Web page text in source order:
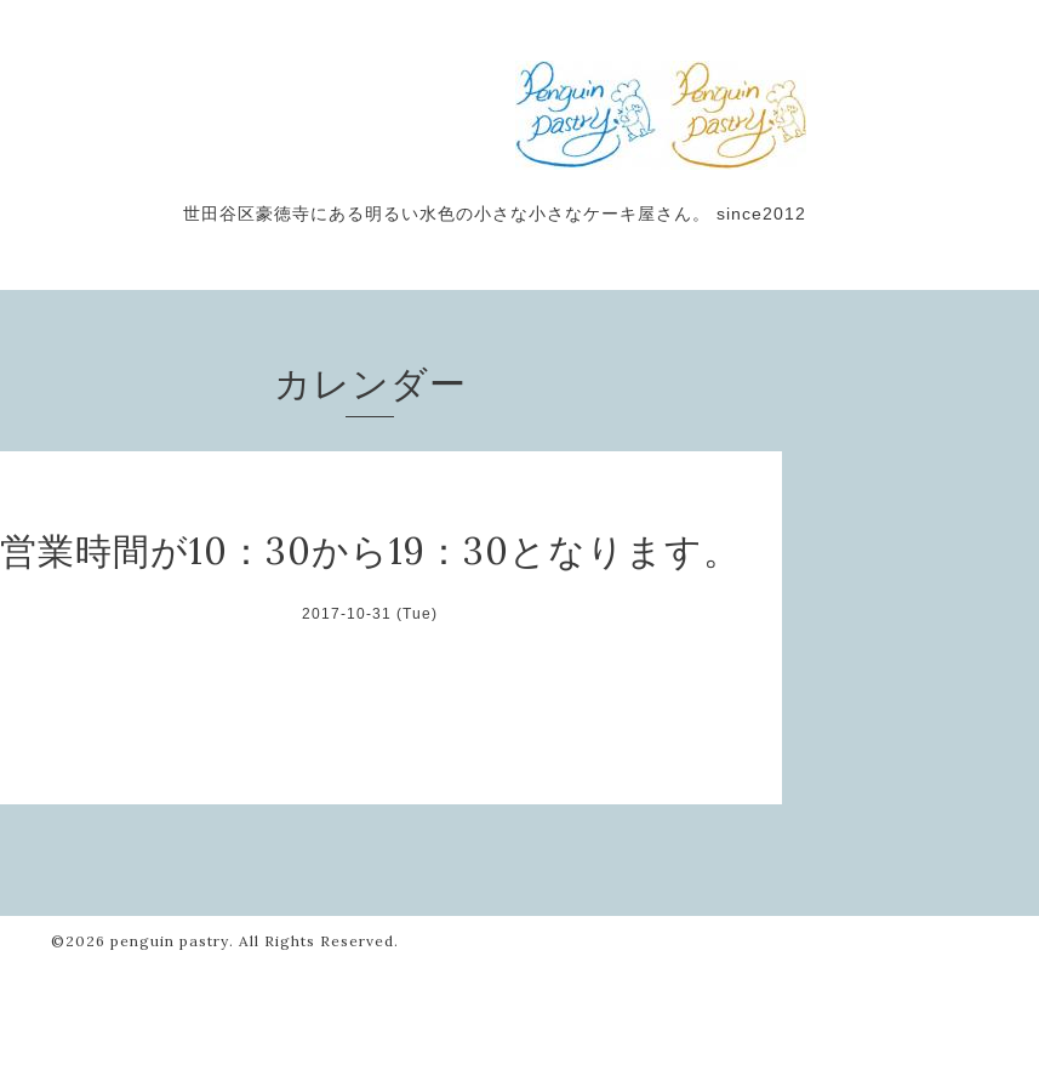
世田谷区豪徳寺にある明るい水色の小さな小さなケーキ屋さん。 since2012
カレンダー
営業時間が10：30から19：30となります。
2017-10-31 (Tue)
©2026 penguin pastry. All Rights Reserved.